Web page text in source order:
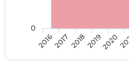
20162017 201820192020
0